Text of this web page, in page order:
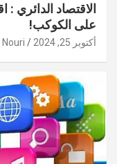
الاقتصاد الدائري
على الكوكب!
أكتوبر 25, 2024 Nouri